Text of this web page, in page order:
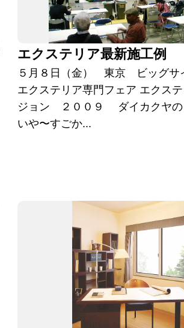
エクステリア最新施工例
５月８日（金） 東京 ビッグサ
エクステリア専門フェア エクス
ジョン ２００９ ダイカクヤの
いや〜すごか...